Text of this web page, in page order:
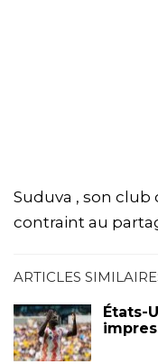
Suduva , son club
contraint au
ARTICLES
États-